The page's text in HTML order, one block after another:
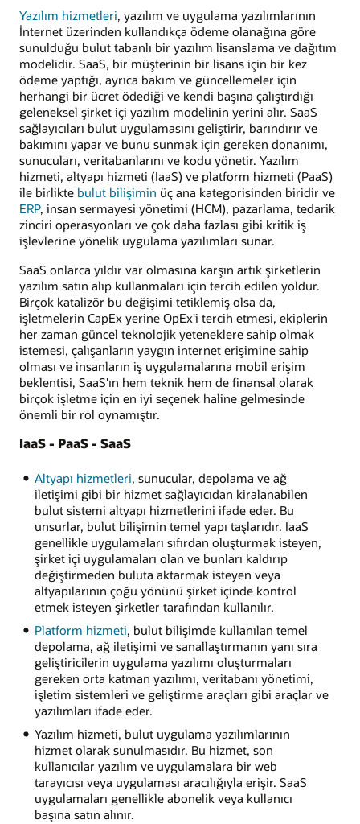
Yazılım hizmetleri, yazılım ve uygulama yazılımlarının
İnternet üzerinden kullandıkça ödeme olanağına göre
sunulduğu bulut tabanlı bir yazılım lisanslama ve dağıtım
modelidir. SaaS, bir müşterinin bir lisans için bir kez
ödeme yaptığı, ayrıca bakım ve güncellemeler için
herhangi bir ücret ödediği ve kendi başına çalıştırdığı
geleneksel şirket içi yazılım modelinin yerini alır. SaaS
sağlayıcıları bulut uygulamasını geliştirir, barındırır ve
bakımını yapar ve bunu sunmak için gereken donanımı,
sunucuları, veritabanlarını ve kodu yönetir. Yazılım
hizmeti, altyapı hizmeti (IaaS) ve platform hizmeti (PaaS)
ile birlikte bulut bilişimin üç ana kategorisinden biridir ve
ERP, insan sermayesi yönetimi (HCM), pazarlama, tedarik
zinciri operasyonları ve çok daha fazlası gibi kritik iş
işlevlerine yönelik uygulama yazılımları sunar.
SaaS onlarca yıldır var olmasına karşın artık şirketlerin
yazılım satın alıp kullanmaları için tercih edilen yoldur.
Birçok katalizör bu değişimi tetiklemiş olsa da,
işletmelerin CapEx yerine OpEx'i tercih etmesi, ekiplerin
her zaman güncel teknolojik yeteneklere sahip olmak
istemesi, çalışanların yaygın internet erişimine sahip
olması ve insanların iş uygulamalarına mobil erişim
beklentisi, SaaS'ın hem teknik hem de finansal olarak
birçok işletme için en iyi seçenek haline gelmesinde
önemli bir rol oynamıştır.
IaaS - PaaS - SaaS
Altyapı hizmetleri, sunucular, depolama ve ağ
iletişimi gibi bir hizmet sağlayıcıdan kiralanabilen
bulut sistemi altyapı hizmetlerini ifade eder. Bu
unsurlar, bulut bilişimin temel yapı taşlarıdır. IaaS
genellikle uygulamaları sıfırdan oluşturmak isteyen,
şirket içi uygulamaları olan ve bunları kaldırıp
değiştirmeden buluta aktarmak isteyen veya
altyapılarının çoğu yönünü şirket içinde kontrol
etmek isteyen şirketler tarafından kullanılır.
Platform hizmeti, bulut bilişimde kullanılan temel
depolama, ağ iletişimi ve sanallaştırmanın yanı sıra
geliştiricilerin uygulama yazılımı oluşturmaları
gereken orta katman yazılımı, veritabanı yönetimi,
işletim sistemleri ve geliştirme araçları gibi araçlar ve
yazılımları ifade eder.
Yazılım hizmeti, bulut uygulama yazılımlarının
hizmet olarak sunulmasıdır. Bu hizmet, son
kullanıcılar yazılım ve uygulamalara bir web
tarayıcısı veya uygulaması aracılığıyla erişir. SaaS
uygulamaları genellikle abonelik veya kullanıcı
başına satın alınır.